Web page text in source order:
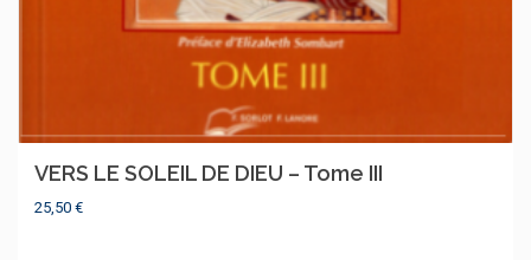
VERS LE SOLEIL DE DIEU – Tome III
25,50 €